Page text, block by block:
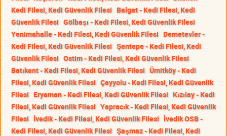
Kedi Filesi, Kedi Güvenlik Filesi Balgat - Kedi Filesi, Kedi
Güvenlik Filesi Gölbaşı - Kedi Filesi, Kedi Güvenlik Filesi
Yenimahalle - Kedi Filesi, Kedi Güvenlik Filesi Demetevler -
Kedi Filesi, Kedi Güvenlik Filesi Şentepe - Kedi Filesi, Kedi
Güvenlik Filesi Ostim - Kedi Filesi, Kedi Güvenlik Filesi
Batıkent - Kedi Filesi, Kedi Güvenlik Filesi Ümitköy - Kedi
Filesi, Kedi Güvenlik Filesi Çayyolu - Kedi Filesi, Kedi Güvenlik
Filesi Eryaman - Kedi Filesi, Kedi Güvenlik Filesi Kızılay - Kedi
Filesi, Kedi Güvenlik Filesi Yapracık - Kedi Filesi, Kedi Güvenlik
Filesi İvedik - Kedi Filesi, Kedi Güvenlik Filesi İvedik OSB -
Kedi Filesi, Kedi Güvenlik Filesi Şaşmaz - Kedi Filesi, Kedi